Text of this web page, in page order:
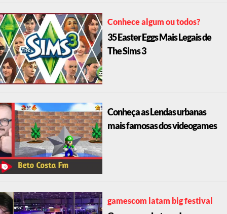
Conhece algum ou todos?
35 Easter Eggs Mais Legais de
The Sims 3
Conheça as Lendas urbanas
mais famosas dos videogames
gamescom latam big festival